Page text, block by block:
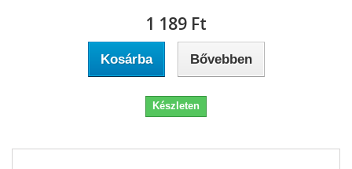
1 189 Ft‎
Kosárba Bővebben
Készleten